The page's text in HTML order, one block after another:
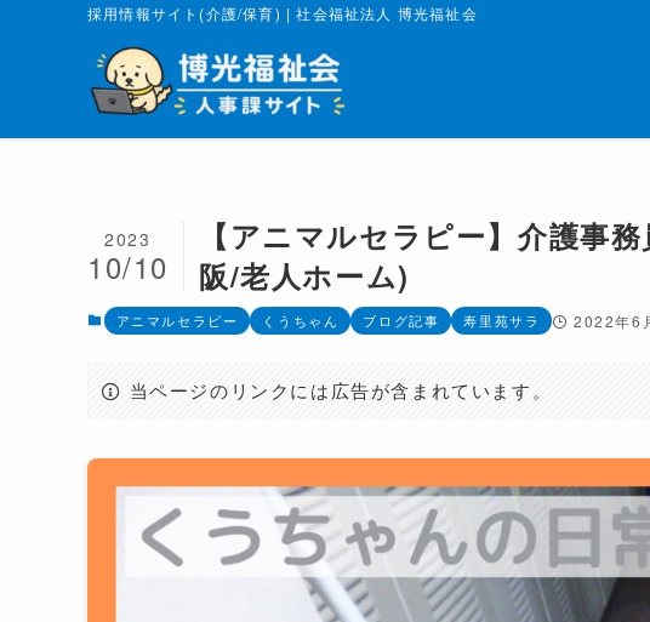
採用情報サイト(介護/保育) | 社会福祉法人 博光福祉会
【アニマルセラピー】介護事
阪/老人ホーム)
2023
10/10
アニマルセラピー くうちゃん ブログ記事 寿里苑サラ 2022年6
当ページのリンクには広告が含まれています。